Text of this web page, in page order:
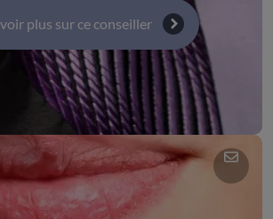
plus sur ce conseiller